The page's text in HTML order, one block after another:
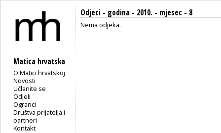
Matica hrvatska
O Matici hrvatskoj
Novosti
Učlanite se
Odjeli
Ogranci
Društva prijatelja i
partneri
Kontakt
Odjeci - godina - 2010. - mjesec - 8
Nema odjeka.